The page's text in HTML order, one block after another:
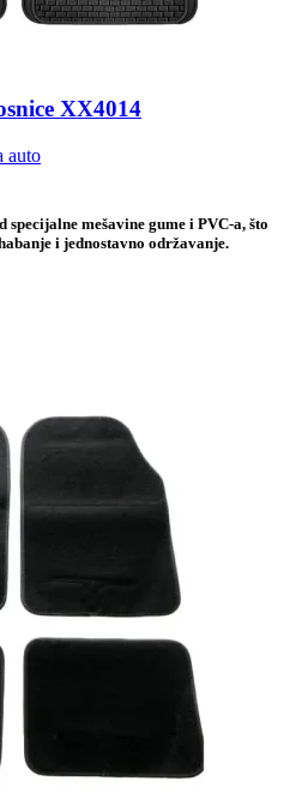
XX4014
auto
mešavine gume i PVC-a, što
i jednostavno održavanje.